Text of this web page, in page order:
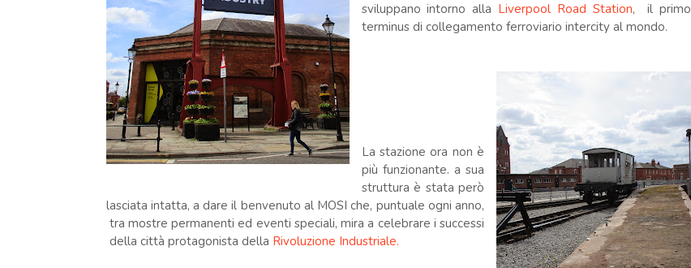
sviluppano intorno alla Liverpool Road Station, il primo
terminus di collegamento ferroviario intercity al mondo.
La stazione ora non è
più funzionante. a sua
struttura è stata però
lasciata intatta, a dare il benvenuto al MOSI che, puntuale ogni anno,
tra mostre permanenti ed eventi speciali, mira a celebrare i successi
della città protagonista della Rivoluzione Industriale.